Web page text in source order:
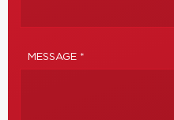
MESSAGE *